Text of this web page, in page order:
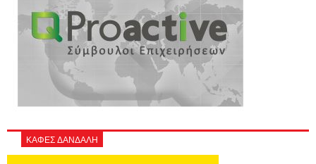
ΚΑΦΕΣ ΔΑΝΔΑΛΗ